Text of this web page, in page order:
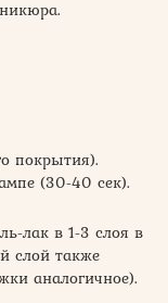
покрытия).
(30-40 сек).
лак в 1-3 слоя в
слой также
аналогичное).